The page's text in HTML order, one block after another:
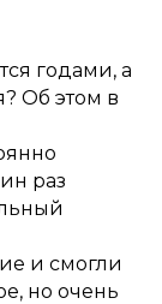
годами, а
Об этом в
раз
и смогли
но очень